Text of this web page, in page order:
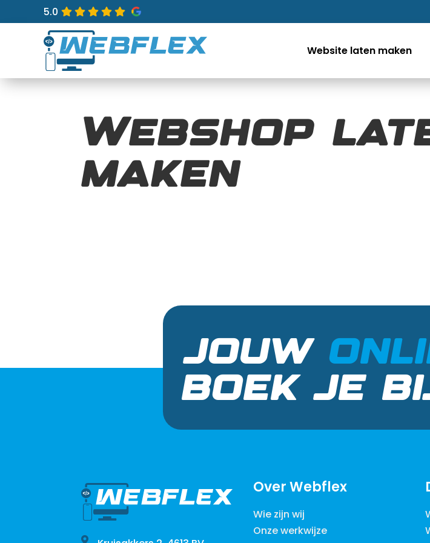
5.0
Website laten maken
Webshop
maken
JOUW
BOEK JE

Over Webflex
Wie zijn wij
Onze werkwijze